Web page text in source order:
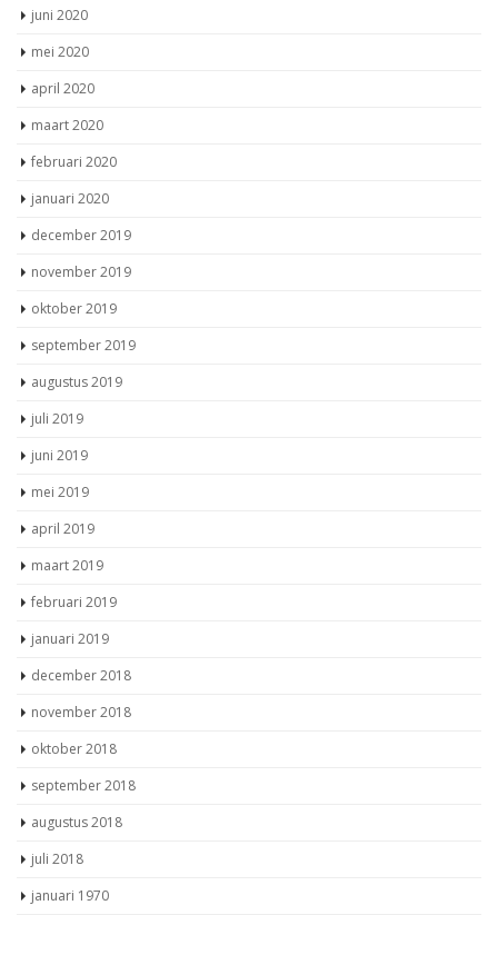
juni 2020
mei 2020
april 2020
maart 2020
februari 2020
januari 2020
december 2019
november 2019
oktober 2019
september 2019
augustus 2019
juli 2019
juni 2019
mei 2019
april 2019
maart 2019
februari 2019
januari 2019
december 2018
november 2018
oktober 2018
september 2018
augustus 2018
juli 2018
januari 1970